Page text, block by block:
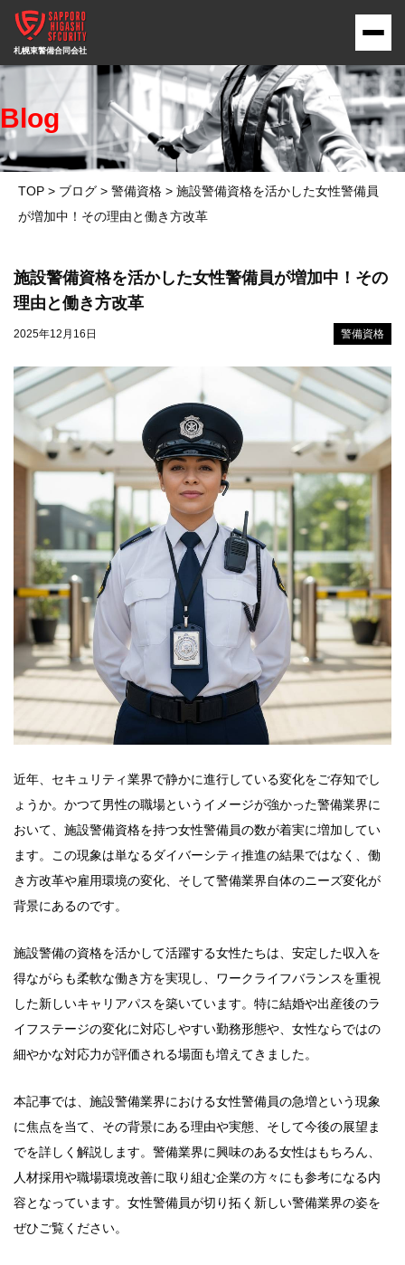
Blog
TOP > ブログ > 警備資格 > 施設警備資格を活かした女性警備員
が増加中！その理由と働き方改革
施設警備資格を活かした女性警備員が増加中！その
理由と働き方改革
2025年12月16日 警備資格
近年、セキュリティ業界で静かに進行している変化をご存知でし
ょうか。かつて男性の職場というイメージが強かった警備業界に
おいて、施設警備資格を持つ女性警備員の数が着実に増加してい
ます。この現象は単なるダイバーシティ推進の結果ではなく、働
き方改革や雇用環境の変化、そして警備業界自体のニーズ変化が
背景にあるのです。
施設警備の資格を活かして活躍する女性たちは、安定した収入を
得ながらも柔軟な働き方を実現し、ワークライフバランスを重視
した新しいキャリアパスを築いています。特に結婚や出産後のラ
イフステージの変化に対応しやすい勤務形態や、女性ならではの
細やかな対応力が評価される場面も増えてきました。
本記事では、施設警備業界における女性警備員の急増という現象
に焦点を当て、その背景にある理由や実態、そして今後の展望ま
でを詳しく解説します。警備業界に興味のある女性はもちろん、
人材採用や職場環境改善に取り組む企業の方々にも参考になる内
容となっています。女性警備員が切り拓く新しい警備業界の姿を
ぜひご覧ください。